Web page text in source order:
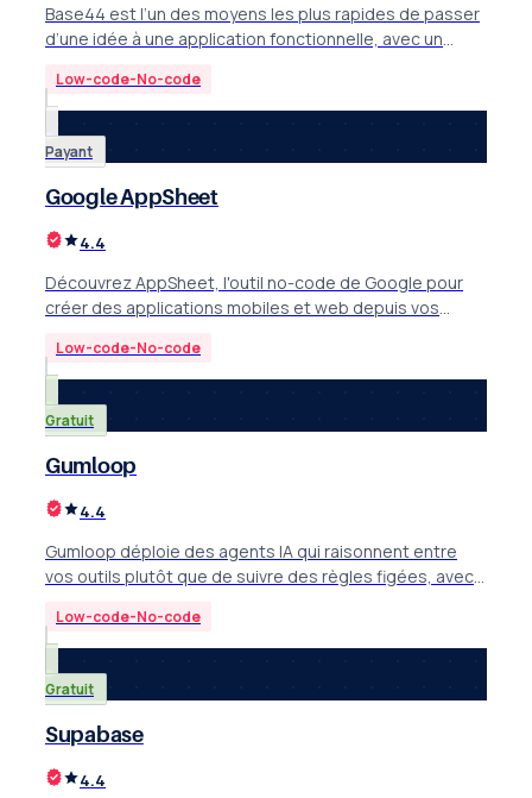
Base44 est l’un des moyens les plus rapides de passer
d’une idée à une application fonctionnelle, avec un
Low-code-No-code
Payant
Google AppSheet
4.4
Découvrez AppSheet, l'outil no-code de Google pour
créer des applications mobiles et web depuis vos
Low-code-No-code
Gratuit
Gumloop
4.4
Gumloop déploie des agents IA qui raisonnent entre
vos outils plutôt que de suivre des règles figées, avec
Low-code-No-code
Gratuit
Supabase
4.4